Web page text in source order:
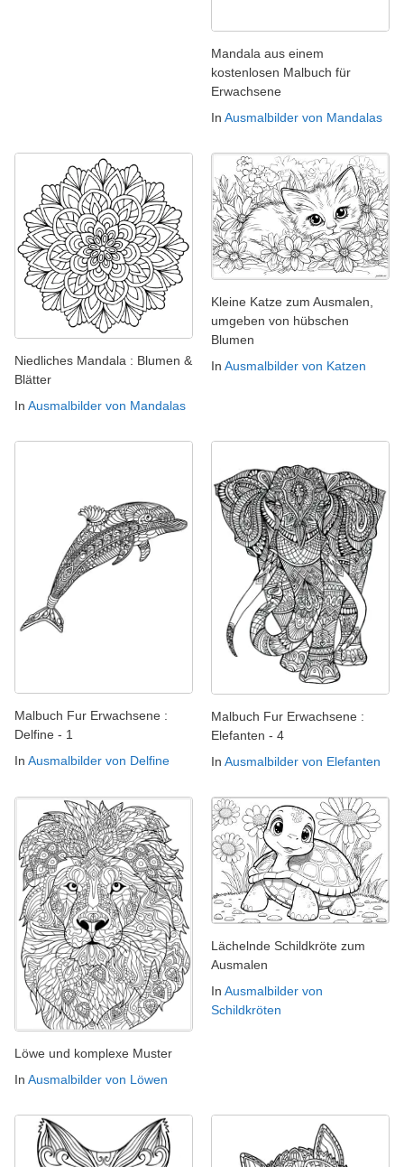
Mandala aus einem
kostenlosen Malbuch für
Erwachsene
In Ausmalbilder von Mandalas
Niedliches Mandala : Blumen &
Blätter
In Ausmalbilder von Mandalas
Kleine Katze zum Ausmalen,
umgeben von hübschen
Blumen
In Ausmalbilder von Katzen
Malbuch Fur Erwachsene :
Delfine - 1
In Ausmalbilder von Delfine
Malbuch Fur Erwachsene :
Elefanten - 4
In Ausmalbilder von Elefanten
Löwe und komplexe Muster
In Ausmalbilder von Löwen
Lächelnde Schildkröte zum
Ausmalen
In Ausmalbilder von
Schildkröten